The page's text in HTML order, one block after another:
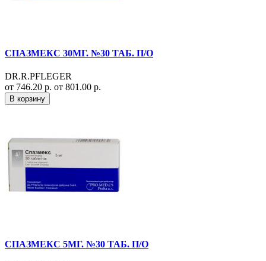
СПАЗМЕКС 30МГ. №30 ТАБ. П/О
DR.R.PFLEGER
от 746.20 р. от 801.00 р.
В корзину
СПАЗМЕКС 5МГ. №30 ТАБ. П/О